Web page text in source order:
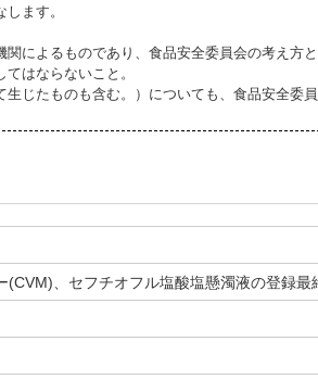
ます。
によるものであり、食品安全委員会の考え方
はならないこと。
じたものも含む。）についても、食品安全委
、セフチオフル塩酸塩懸濁液の登録最